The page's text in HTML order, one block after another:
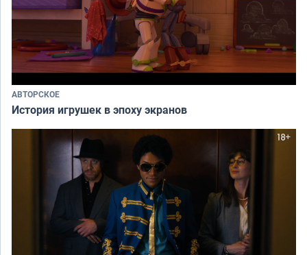
АВТОРСКОЕ
История игрушек в эпоху экранов